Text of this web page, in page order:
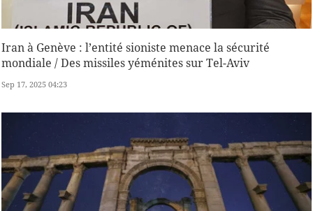
Iran à Genève : l’entité sioniste menace la sécurité
mondiale / Des missiles yéménites sur Tel-Aviv
Sep 17, 2025 04:23